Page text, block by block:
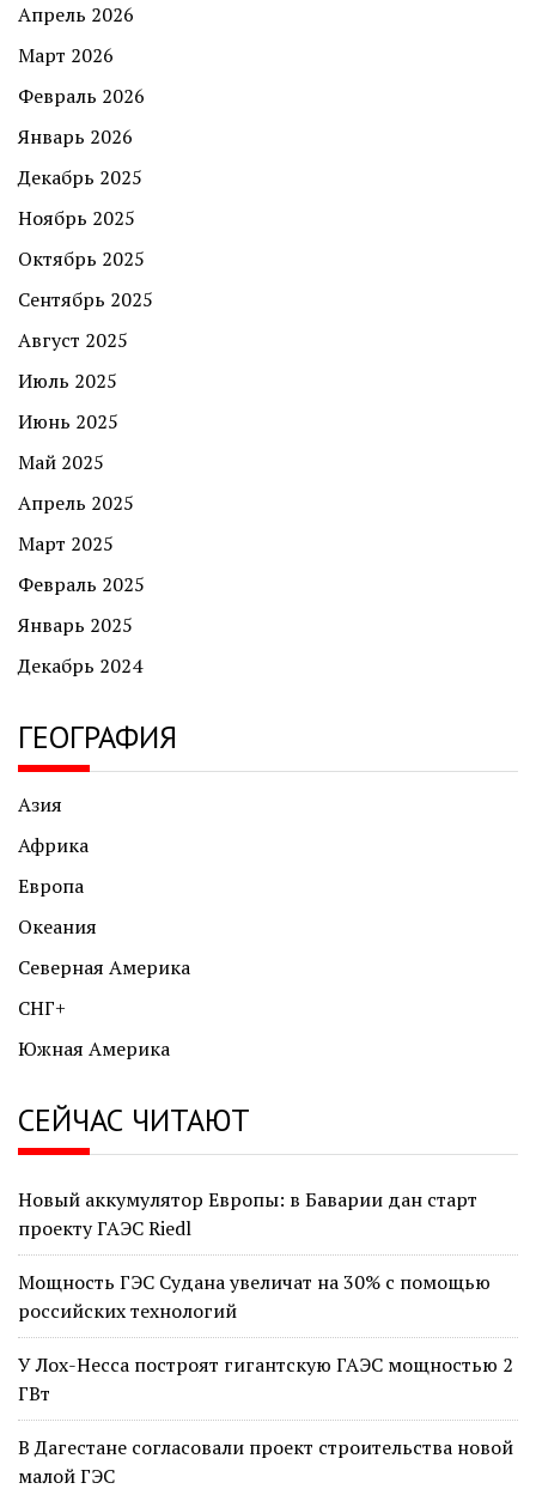
Апрель 2026
Март 2026
Февраль 2026
Январь 2026
Декабрь 2025
Ноябрь 2025
Октябрь 2025
Сентябрь 2025
Август 2025
Июль 2025
Июнь 2025
Май 2025
Апрель 2025
Март 2025
Февраль 2025
Январь 2025
Декабрь 2024
ГЕОГРАФИЯ
Азия
Африка
Европа
Океания
Северная Америка
СНГ+
Южная Америка
СЕЙЧАС ЧИТАЮТ
Новый аккумулятор Европы: в Баварии дан старт
проекту ГАЭС Riedl
Мощность ГЭС Судана увеличат на 30% с помощью
российских технологий
У Лох-Несса построят гигантскую ГАЭС мощностью 2
ГВт
В Дагестане согласовали проект строительства новой
малой ГЭС